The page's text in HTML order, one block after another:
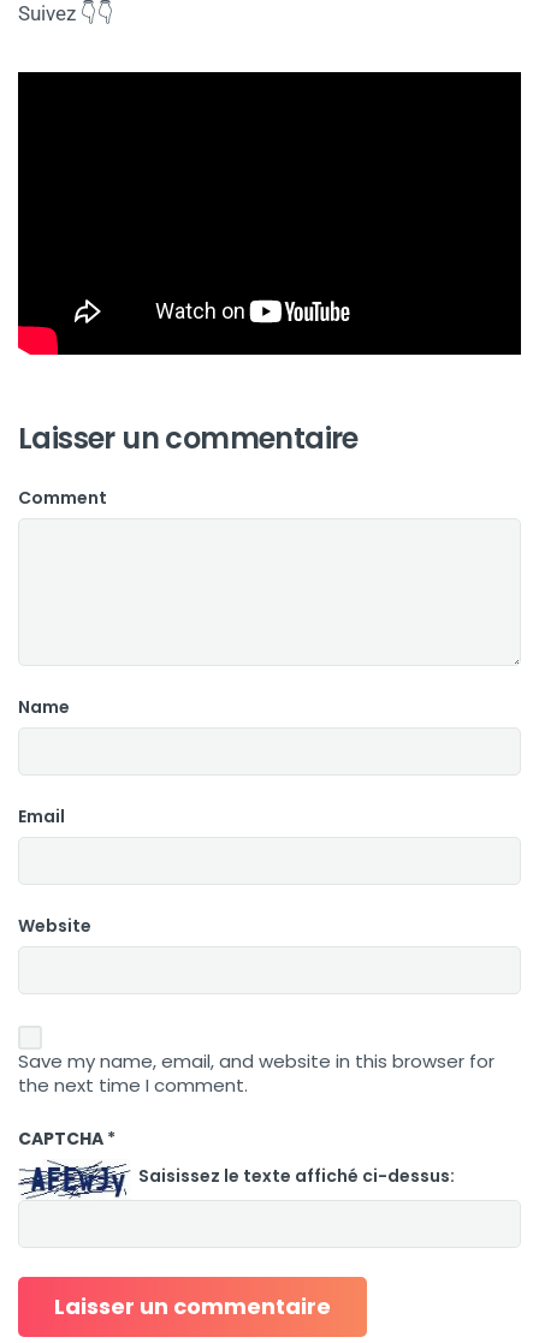
Suivez 👇👇
Laisser un commentaire
Comment
Name
Email
Website
Save my name, email, and website in this browser for
the next time I comment.
CAPTCHA *
Saisissez le texte affiché ci-dessus: